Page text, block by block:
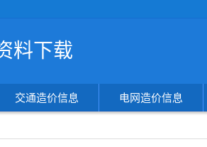
料下载
信
息
交通造价信息 电网造价信息